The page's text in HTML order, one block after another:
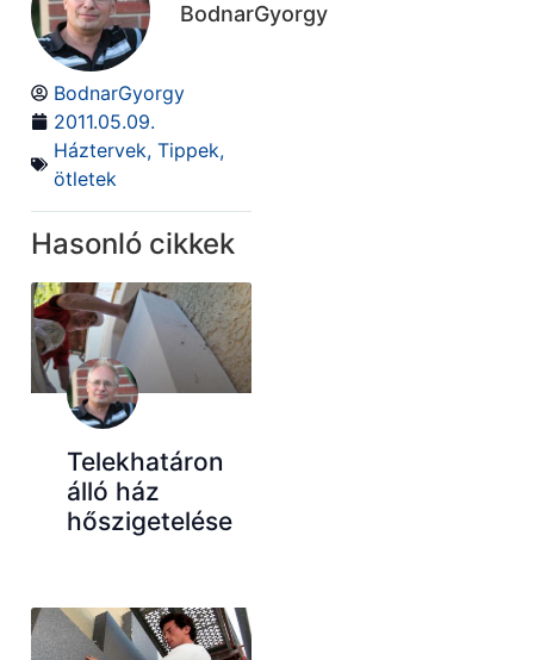
BodnarGyorgy
BodnarGyorgy
2011.05.09.
Háztervek,Tippek,
ötletek
Hasonló cikkek
Telekhatáron
álló ház
hőszigetelése